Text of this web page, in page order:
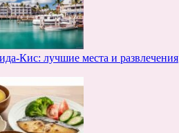
Кис: лучшие места и развлечения